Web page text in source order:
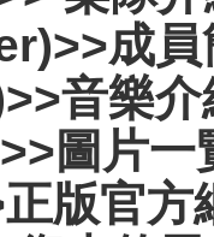
成員
音樂介
圖片一
版官方